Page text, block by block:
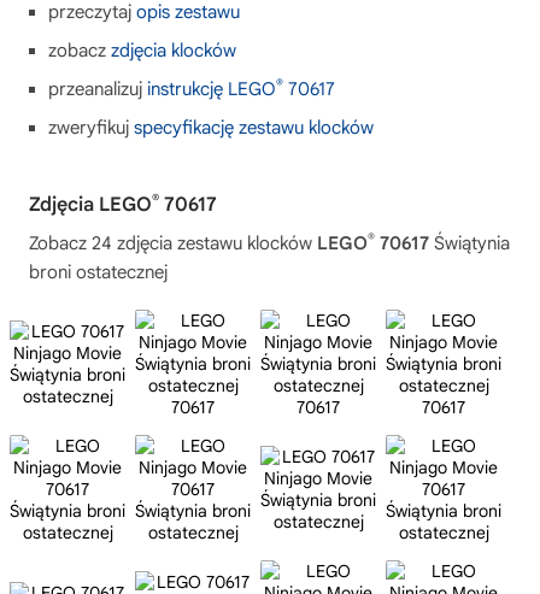
przeczytaj opis zestawu
zobacz zdjęcia klocków
przeanalizuj instrukcję LEGO® 70617
zweryfikuj specyfikację zestawu klocków
Zdjęcia LEGO® 70617
Zobacz 24 zdjęcia zestawu klocków LEGO® 70617 Świątynia
broni ostatecznej